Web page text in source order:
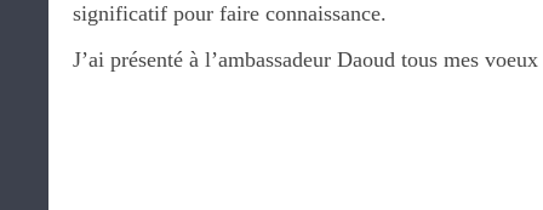
significatif pour faire connaissance.
J’ai présenté à l’ambassadeur Daoud tous mes